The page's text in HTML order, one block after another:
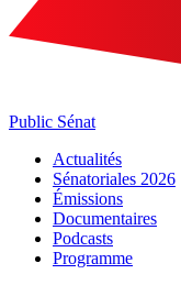
Public Sénat
Actualités
Sénatoriales 2026
Émissions
Documentaires
Podcasts
Programme